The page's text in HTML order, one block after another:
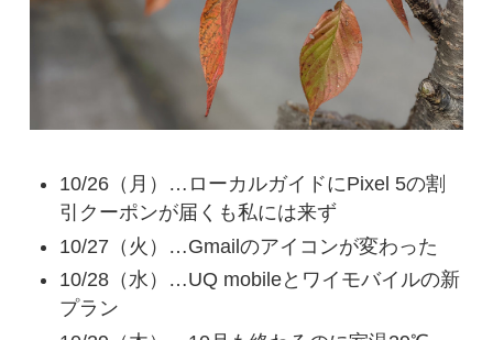
10/26（月）…ローカルガイドにPixel 5の割
引クーポンが届くも私には来ず
10/27（火）…Gmailのアイコンが変わった
10/28（水）…UQ mobileとワイモバイルの新
プラン